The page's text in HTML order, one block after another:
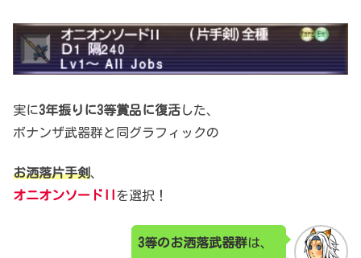
実に3年振りに3等賞品に復活した、
ボナンザ武器群と同グラフィックの
お洒落片手剣、
オニオンソードII を選択！
3等のお洒落武器群は、